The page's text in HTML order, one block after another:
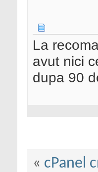
La
avut nici
dupa 90
« cPanel